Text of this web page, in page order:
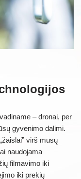
– dronai, per
gyvenimo dalimi.
virš mūsų
naudojama
filmavimo iki
iki prekių